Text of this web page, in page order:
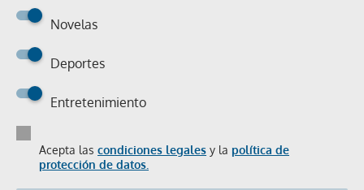
Novelas
Deportes
Entretenimiento
Acepta las condiciones legales y la política de
protección de datos.